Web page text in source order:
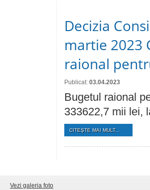
Decizia
martie 2023
raional
Publicat: 03.04.2023
Bugetul raional
333622,7 mii lei,
CITEŞTE MAI MULT...
Vezi galeria foto